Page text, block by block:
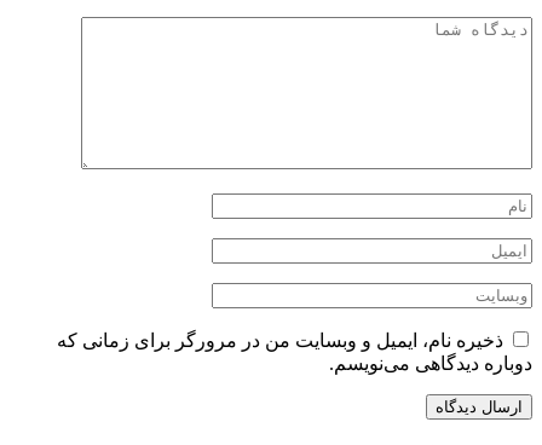
ذخیره نام، ایمیل و وبسایت من در مرورگر برای زمانی که
دوباره دیدگاهی می‌نویسم.